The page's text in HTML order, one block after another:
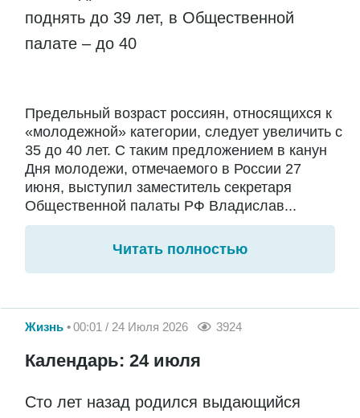
поднять до 39 лет, в Общественной
палате – до 40
Предельный возраст россиян, относящихся к
«молодежной» категории, следует увеличить с
35 до 40 лет. С таким предложением в канун
Дня молодежи, отмечаемого в России 27
июня, выступил заместитель секретаря
Общественной палаты РФ Владислав...
Читать полностью
Жизнь 00:01 / 24 Июля 2026 3924
Календарь: 24 июля
Сто лет назад родился выдающийся